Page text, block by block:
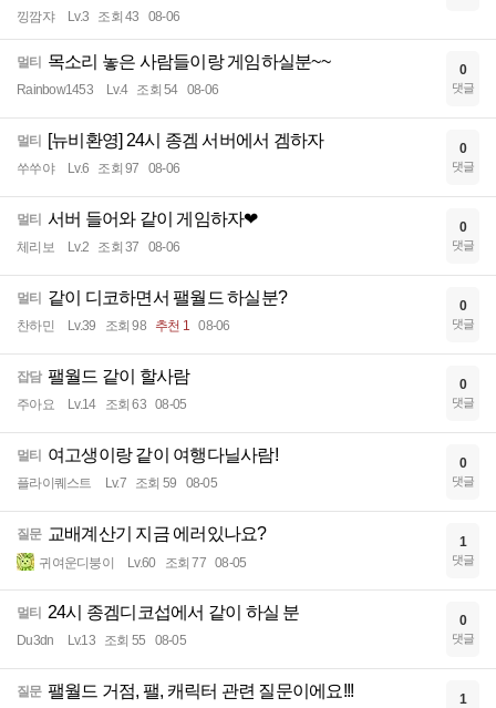
낑깜쟈 Lv.3 조회 43 08-06
멀티 목소리 놓은 사람들이랑 게임하실분~~
Rainbow1453 Lv.4 조회 54 08-06
0
댓글
멀티 [뉴비환영] 24시 종겜 서버에서 겜하자
쑤쑤야 Lv.6 조회 97 08-06
0
댓글
멀티 서버 들어와 같이 게임하자❤
체리보 Lv.2 조회 37 08-06
0
댓글
멀티 같이 디코하면서 팰월드 하실분?
찬하민 Lv.39 조회 98 추천 1 08-06
0
댓글
잡담 팰월드 같이 할사람
주아요 Lv.14 조회 63 08-05
0
댓글
멀티 여고생이랑 같이 여행다닐사람!
플라이퀘스트 Lv.7 조회 59 08-05
0
댓글
질문 교배계산기 지금 에러있나요?
귀여운디붕이 Lv.60 조회 77 08-05
1
댓글
멀티 24시 종겜디코섭에서 같이 하실 분
Du3dn Lv.13 조회 55 08-05
0
댓글
질문 팰월드 거점, 팰, 캐릭터 관련 질문이에요!!! 1